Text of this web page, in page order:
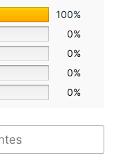
100%
0%
0%
0%
0%